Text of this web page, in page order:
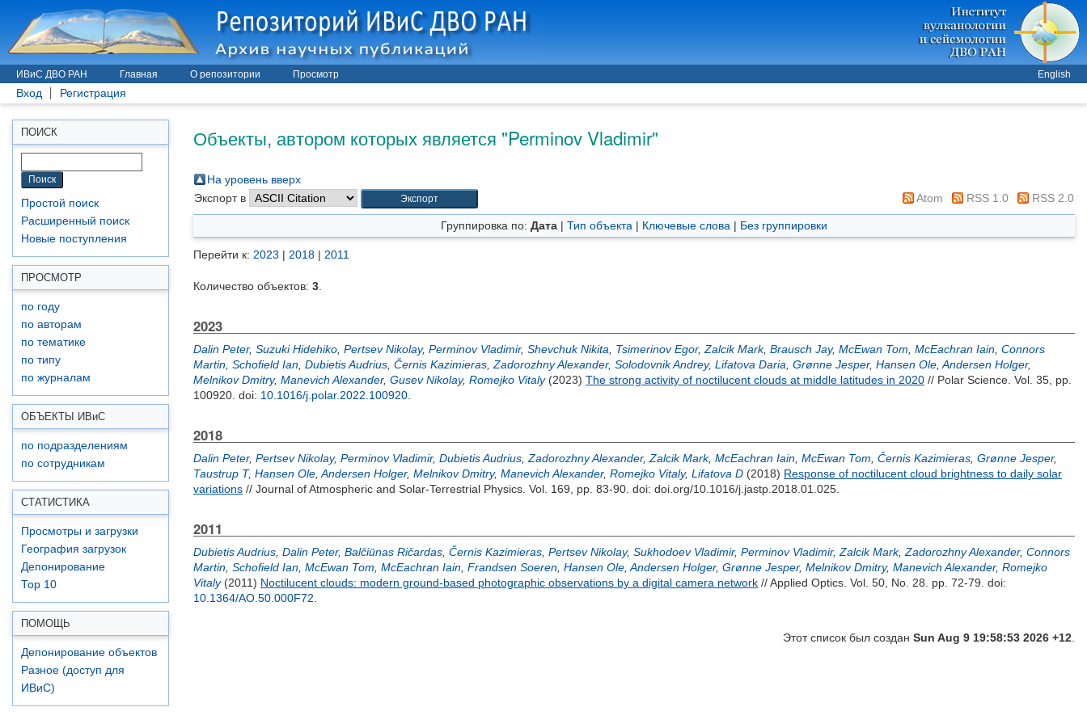
ИВиС ДВО РАН Главная О репозитории Просмотр English
Вход Регистрация
ПОИСК
Простой поиск
Расширенный поиск
Новые поступления
ПРОСМОТР
по году
по авторам
по тематике
по типу
по журналам
ОБЪЕКТЫ ИВиС
по подразделениям
по сотрудникам
СТАТИСТИКА
Просмотры и загрузки
География загрузок
Депонирование
Top 10
ПОМОЩЬ
Депонирование объектов
Разное (доступ для
ИВиС)
Объекты, автором которых является "Perminov Vladimir"
На уровень вверх
Экспорт в
Atom RSS 1.0 RSS 2.0
Группировка по: Дата | Тип объекта | Ключевые слова | Без группировки
Перейти к: 2023 | 2018 | 2011
Количество объектов: 3
2023
Dalin Peter, Suzuki Hidehiko Pertsev Nikolay, Perminov Vladimir, Shevchuk Nikita Tsimerinov Egor, Zalcik Mark, Brausch Jay, McEwan Tom McEachran Iain Connors
Martin Schofield Ian Dubietis Audrius Černis Kazimieras Zadorozhny Alexander, Solodovnik Andrey, Lifatova Daria Grønne Jesper, Hansen Ole Andersen Holger,
Melnikov Dmitry, Manevich Alexander, Gusev Nikolay, Romejko Vitaly(2023) The strong activity of noctilucent clouds at middle latitudes in 2020 // Polar Science. Vol. 35, pp.
100920. doi: 10.1016/j.polar.2022.100920
2018
Dalin Peter, Pertsev Nikolay, Perminov Vladimir, Dubietis Audrius Zadorozhny Alexander, Zalcik Mark, McEachran Iain McEwan Tom Černis Kazimieras Grønne Jesper,
Taustrup T, Hansen Ole Andersen Holger, Melnikov Dmitry, Manevich Alexander, Romejko Vitaly, Lifatova D (2018) Response of noctilucent cloud brightness to daily solar
variations // Journal of Atmospheric and Solar-Terrestrial Physics. Vol. 169, pp. 83-90. doi: doi.org/10.1016/j.jastp.2018.01.025.
2011
Dubietis Audrius Dalin Peter, Balčiūnas Ričardas Černis Kazimieras Pertsev Nikolay, Sukhodoev Vladimir, Perminov Vladimir, Zalcik Mark, Zadorozhny Alexander, Connors
Martin Schofield Ian McEwan Tom McEachran Iain Frandsen Soeren Hansen Ole Andersen Holger, Grønne Jesper, Melnikov Dmitry, Manevich Alexander, Romejko
Vitaly(2011) Noctilucent clouds: modern ground-based photographic observations by a digital camera network // Applied Optics. Vol. 50, No. 28. pp. 72-79. doi:
10.1364/AO.50.000F72
Этот список был создан Sun Aug 9 19:58:53 2026 +12